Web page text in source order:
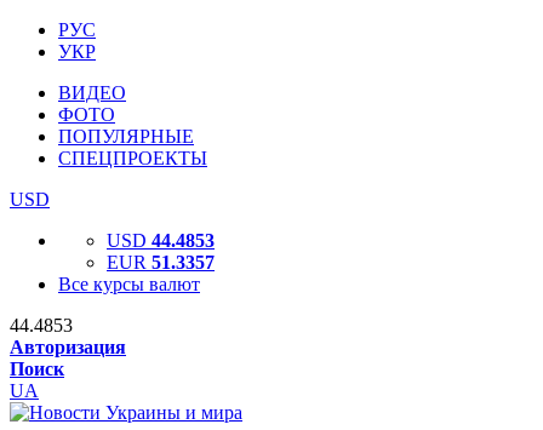
РУС
УКР
ВИДЕО
ФОТО
ПОПУЛЯРНЫЕ
СПЕЦПРОЕКТЫ
USD
USD 44.4853
EUR 51.3357
Все курсы валют
44.4853
Авторизация
Поиск
UA